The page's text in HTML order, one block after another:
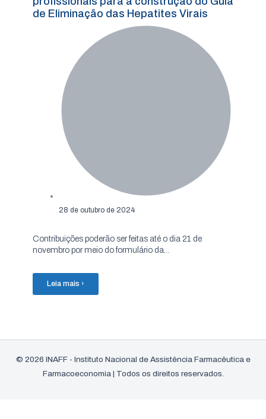
de Eliminação das Hepatites Virais
28 de outubro de 2024
Contribuições poderão ser feitas até o dia 21 de
novembro por meio do formulário da...
Leia mais ›
© 2026 INAFF - Instituto Nacional de Assistência Farmacêutica e
Farmacoeconomia | Todos os direitos reservados.